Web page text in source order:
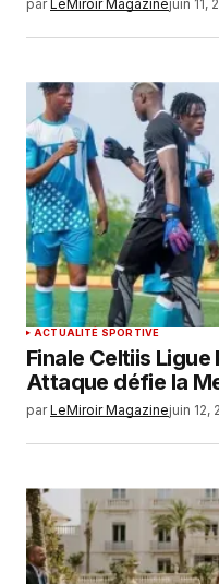
par LeMiroir Magazinejuin 11,
ACTUALITÉ SPORTIVE
Finale Celtiis Ligue
Attaque défie la
par LeMiroir Magazinejuin 12,